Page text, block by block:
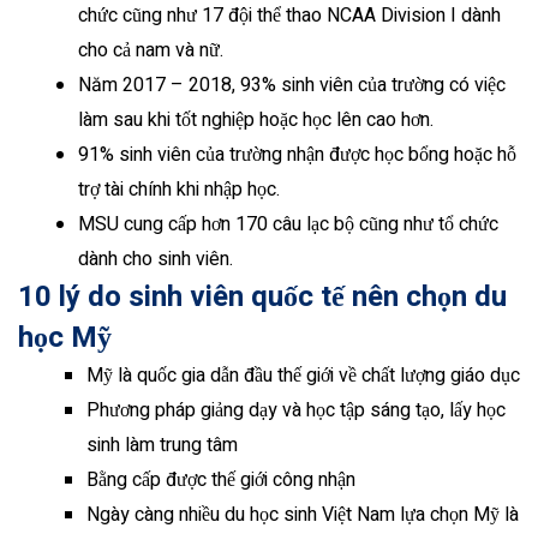
chức cũng như 17 đội thể thao NCAA Division I dành
cho cả nam và nữ.
Năm 2017 – 2018, 93% sinh viên của trường có việc
làm sau khi tốt nghiệp hoặc học lên cao hơn.
91% sinh viên của trường nhận được học bổng hoặc hỗ
trợ tài chính khi nhập học.
MSU cung cấp hơn 170 câu lạc bộ cũng như tổ chức
dành cho sinh viên.
10 lý do sinh viên quốc tế nên chọn du
học Mỹ
Mỹ là quốc gia dẫn đầu thế giới về chất lượng giáo dục
Phương pháp giảng dạy và học tập sáng tạo, lấy học
sinh làm trung tâm
Bằng cấp được thế giới công nhận
Ngày càng nhiều du học sinh Việt Nam lựa chọn Mỹ là